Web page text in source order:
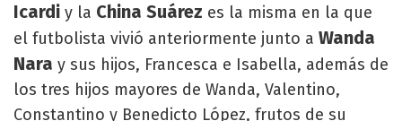
Icardi y la China Suárez es la misma en la que
el futbolista vivió anteriormente junto a Wanda
Nara y sus hijos, Francesca e Isabella, además de
los tres hijos mayores de Wanda, Valentino,
Constantino y Benedicto López, frutos de su